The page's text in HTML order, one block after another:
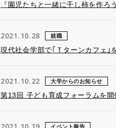
『園児たちと一緒に干し柿を作ろ
2021.10.28 就職
現代社会学部で｢Ｔターンカフェ｣
2021.10.22 大学からのお知らせ
第13回 子ども育成フォーラムを開
イベント報告